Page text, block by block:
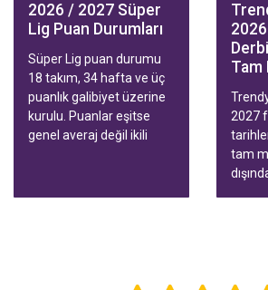
2026 / 2027 Süper
Lig Puan Durumları
Süper Lig puan durumu
18 takım, 34 hafta ve üç
puanlık galibiyet üzerine
kurulu. Puanlar eşitse
genel averaj değil ikili
Tam
2027
tam